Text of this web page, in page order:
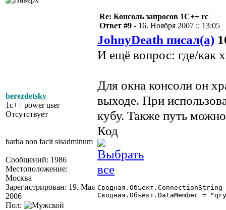
berezdetsky
1c++ power user
Отсутствует
barba non facit sisadminum
Сообщений: 1986
Местоположение:
Москва
Зарегистрирован: 19. Мая
2006
Пол:
Re: Консоль запросов 1С++ rc
Ответ #9 - 16. Ноября 2007 :: 13:05
JohnyDeath писал(а)
И ещё вопрос: где/как
Для окна консоли он
выходе. При
кубу. Также путь
Код
Сводная.Объект.ConnectionString
Сводная.Объект.DataMember =